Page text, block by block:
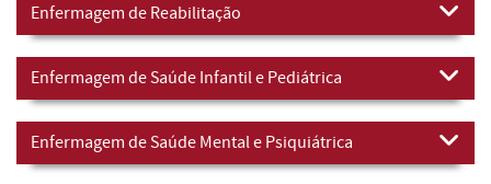
Enfermagem de Reabilitação
Enfermagem de Saúde Infantil e Pediátrica
Enfermagem de Saúde Mental e Psiquiátrica